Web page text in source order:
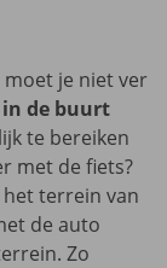
je niet ver
in de buurt
te bereiken
met de fiets?
terrein van
de auto
Zo